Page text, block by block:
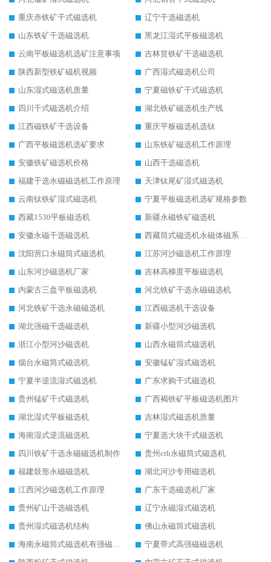
重庆赤铁矿干式磁选机
辽宁干选磁选机
山东铁矿干选磁选机
黑龙江湿式平板磁选机
云南平板磁选机选矿注意事项
吉林贫铁矿干选磁选机
陕西新型铁矿磁机视频
广西湿式磁选机公司
山东湿式磁选机质量
宁夏磁铁矿干式磁选机
四川干式磁选机介绍
湖北铁矿磁选机生产线
江西磁铁矿干选设备
重庆平板磁选机选钛
广西平板磁选机选矿要求
山东铁矿磁选机工作原理
安徽铁矿磁选机价格
山西干选磁选机
福建干选永磁磁选机工作原理
天津钛尾矿湿式磁选机
云南钛铁矿湿式磁选机
宁夏平板磁选机选矿规格参数
西藏1530平板磁选机
新疆永磁铁矿磁选机
安徽永磁干选磁选机
西藏筒式磁选机永磁体磁系设计
沈阳营口永磁筒式磁选机
江苏河沙磁选机工作原理
山东河沙磁选机厂家
吉林高梯度平板磁选机
内蒙古三盘平板磁选机
河北铁矿干选永磁磁选机
河北铁矿干选永磁磁选机
江西磁选机干选设备
湖北强磁干选磁选机
新疆小型河沙磁选机
浙江小型河沙磁选机
山西永磁筒式磁选机
烟台永磁筒式磁选机
安徽锰矿湿式磁选机
宁夏半逆流湿式磁选机
广东求购干式磁选机
贵州锰矿干式磁选机
广西褐铁矿平板磁选机图片
湖北湿式平板磁选机
吉林湿式磁选机质量
海南湿式逆流磁选机
宁夏选大块干式磁选机
四川铁矿干选永磁磁选机制作
贵州ctb永磁筒式磁选机
福建鼓形永磁磁选机
湖北河沙专用磁选机
江西河沙磁选机工作原理
广东干选磁选机厂家
贵州矿山干选磁选机
辽宁永磁湿式磁选机
贵州湿式磁选机结构
佛山永磁筒式磁选机
海南永磁筒式磁选机有强磁的吗
宁夏带式高强磁磁选机